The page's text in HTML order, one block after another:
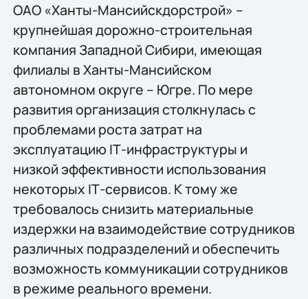
ОАО «Ханты-Мансийскдорстрой» –
крупнейшая дорожно-строительная
компания Западной Сибири, имеющая
филиалы в Ханты-Мансийском
автономном округе – Югре. По мере
развития организация столкнулась с
проблемами роста затрат на
эксплуатацию IТ-инфраструктуры и
низкой эффективности использования
некоторых IТ-сервисов. К тому же
требовалось снизить материальные
издержки на взаимодействие сотрудников
различных подразделений и обеспечить
возможность коммуникации сотрудников
в режиме реального времени.